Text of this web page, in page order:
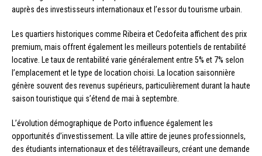
auprès des investisseurs internationaux et l’essor du tourisme urbain.
Les quartiers historiques comme Ribeira et Cedofeita affichent des prix
premium, mais offrent également les meilleurs potentiels de rentabilité
locative. Le taux de rentabilité varie généralement entre 5% et 7% selon
l’emplacement et le type de location choisi. La location saisonnière
génère souvent des revenus supérieurs, particulièrement durant la haute
saison touristique qui s’étend de mai à septembre.
L’évolution démographique de Porto influence également les
opportunités d’investissement. La ville attire de jeunes professionnels,
des étudiants internationaux et des télétravailleurs, créant une demande